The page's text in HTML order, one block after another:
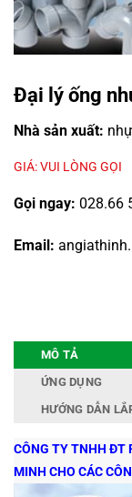
Đại lý ống
Nhà sản xuất:
GIÁ: VUI LÒNG GỌI
Gọi ngay: 028.66
Email:
MÔ TẢ
ỨNG DỤNG
HƯỚNG DẪN
CÔNG TY TNHH ĐT
MINH CHO CÁC